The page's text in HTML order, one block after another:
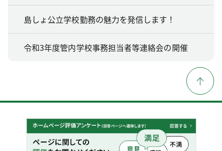
島しょ公立学校勤務の魅力を発信します！
令和3年度管内学校事務担当者等連絡会の開催